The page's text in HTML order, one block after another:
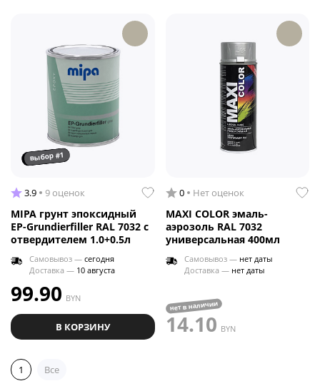
выбор #1
3.9 9 оценок
MIPA грунт эпоксидный
EP-Grundierfiller RAL 7032 с
отвердителем 1.0+0.5л
Самовывоз — сегодня
Доставка — 10 августа
99.90 BYN
В КОРЗИНУ
0 Нет оценок
MAXI COLOR эмаль-
аэрозоль RAL 7032
универсальная 400мл
Самовывоз — нет даты
Доставка — нет даты
нет в наличии
14.10 BYN
1 Все